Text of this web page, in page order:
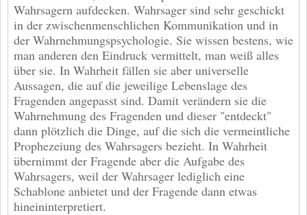
Wahrsagern aufdecken. Wahrsager sind sehr geschickt
in der zwischenmenschlichen Kommunikation und in
der Wahrnehmungspsychologie. Sie wissen bestens, wie
man anderen den Eindruck vermittelt, man weiß alles
über sie. In Wahrheit fällen sie aber universelle
Aussagen, die auf die jeweilige Lebenslage des
Fragenden angepasst sind. Damit verändern sie die
Wahrnehmung des Fragenden und dieser "entdeckt"
dann plötzlich die Dinge, auf die sich die vermeintliche
Prophezeiung des Wahrsagers bezieht. In Wahrheit
übernimmt der Fragende aber die Aufgabe des
Wahrsagers, weil der Wahrsager lediglich eine
Schablone anbietet und der Fragende dann etwas
hineininterpretiert.